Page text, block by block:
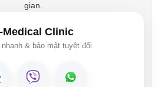
gian.
Medical Clinic
& bảo mật tuyệt đối